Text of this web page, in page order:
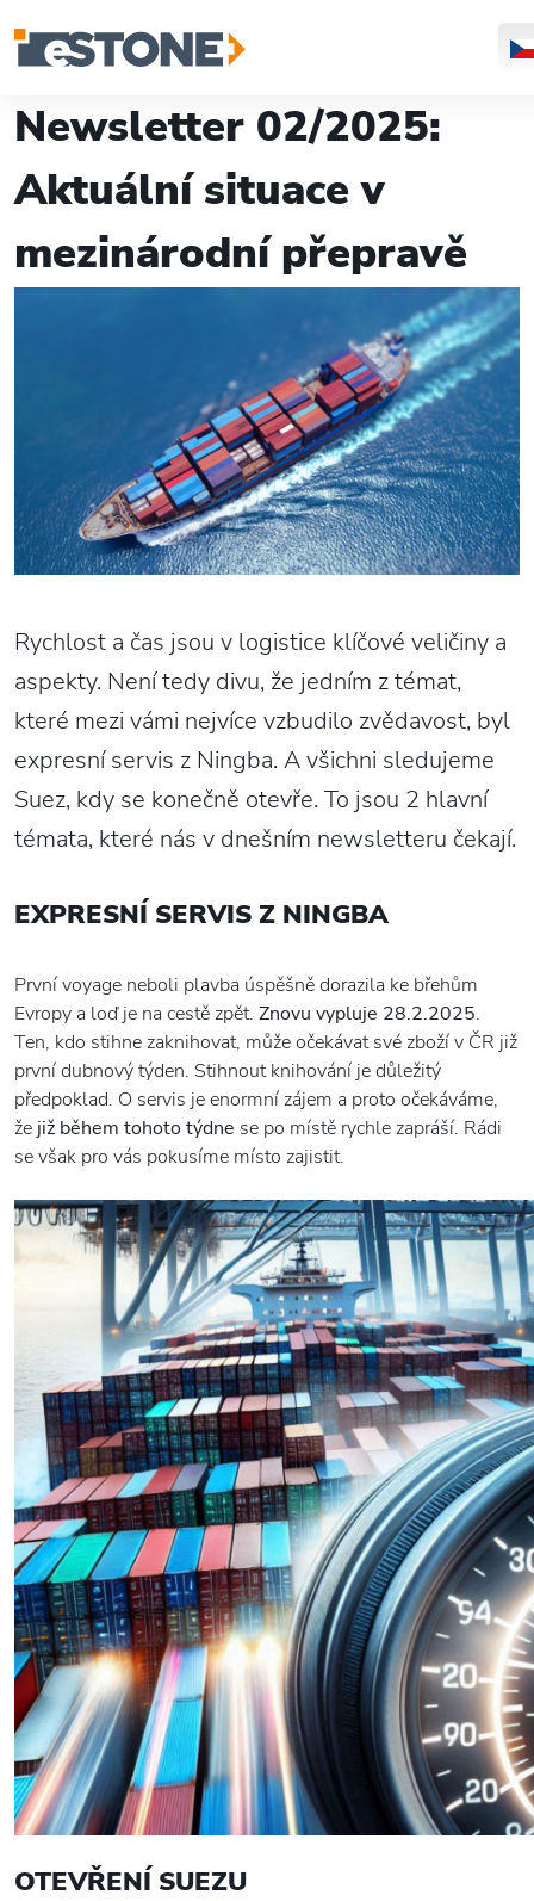
Newsletter 02/2025:
Aktuální situace v
mezinárodní přepravě
Rychlost a čas jsou v logistice klíčové veličiny a
aspekty. Není tedy divu, že jedním z témat,
které mezi vámi nejvíce vzbudilo zvědavost, byl
expresní servis z Ningba. A všichni sledujeme
Suez, kdy se konečně otevře. To jsou 2 hlavní
témata, které nás v dnešním newsletteru čekají.
EXPRESNÍ SERVIS Z NINGBA
První voyage neboli plavba úspěšně dorazila ke břehům
Evropy a loď je na cestě zpět. Znovu vypluje 28.2.2025.
Ten, kdo stihne zaknihovat, může očekávat své zboží v ČR již
první dubnový týden. Stihnout knihování je důležitý
předpoklad. O servis je enormní zájem a proto očekáváme,
že již během tohoto týdne se po místě rychle zapráší. Rádi
se však pro vás pokusíme místo zajistit.
OTEVŘENÍ SUEZU